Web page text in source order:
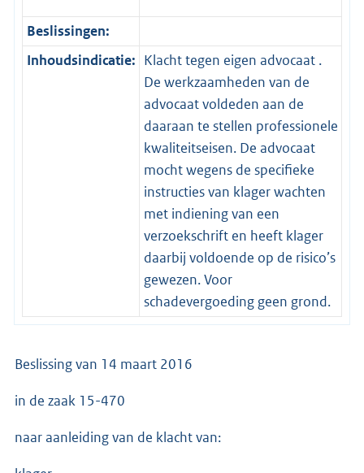
Beslissingen:
Inhoudsindicatie: Klacht tegen eigen advocaat .
De werkzaamheden van de
advocaat voldeden aan de
daaraan te stellen professionele
kwaliteitseisen. De advocaat
mocht wegens de specifieke
instructies van klager wachten
met indiening van een
verzoekschrift en heeft klager
daarbij voldoende op de risico’s
gewezen. Voor
schadevergoeding geen grond.
Beslissing van 14 maart 2016
in de zaak 15-470
naar aanleiding van de klacht van: